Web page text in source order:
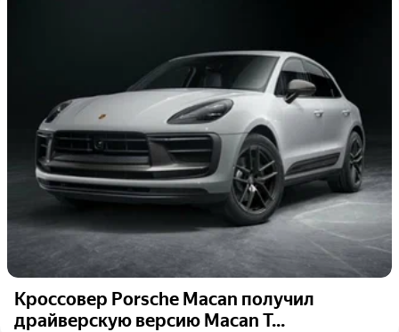
Кроссовер Porsche Macan получил
драйверскую версию Macan T...